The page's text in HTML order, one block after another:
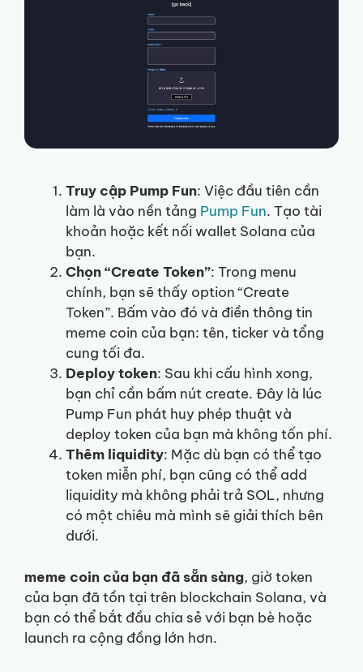
Truy cập Pump Fun: Việc đầu tiên cần
làm là vào nền tảng Pump Fun. Tạo tài
khoản hoặc kết nối wallet Solana của
bạn.
Chọn “Create Token”: Trong menu
chính, bạn sẽ thấy option “Create
Token”. Bấm vào đó và điền thông tin
meme coin của bạn: tên, ticker và tổng
cung tối đa.
Deploy token: Sau khi cấu hình xong,
bạn chỉ cần bấm nút create. Đây là lúc
Pump Fun phát huy phép thuật và
deploy token của bạn mà không tốn phí.
Thêm liquidity: Mặc dù bạn có thể tạo
token miễn phí, bạn cũng có thể add
liquidity mà không phải trả SOL, nhưng
có một chiêu mà mình sẽ giải thích bên
dưới.
meme coin của bạn đã sẵn sàng, giờ token
của bạn đã tồn tại trên blockchain Solana, và
bạn có thể bắt đầu chia sẻ với bạn bè hoặc
launch ra cộng đồng lớn hơn.